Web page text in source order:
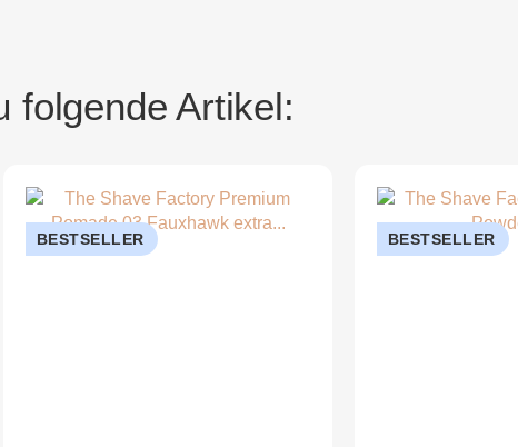
folgende Artikel:
BESTSELLER BESTSELLER